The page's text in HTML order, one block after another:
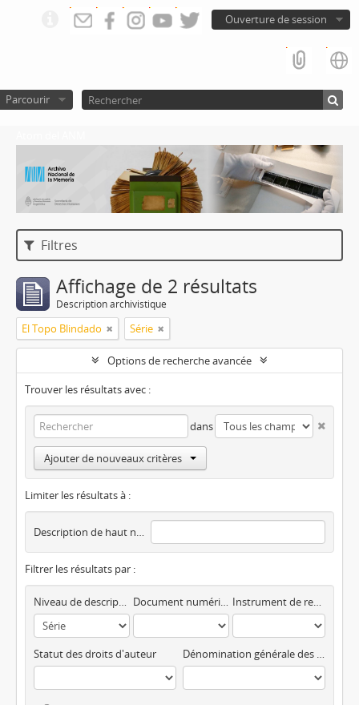
Ouverture de session
Parcourir
Filtres
Affichage de 2 résultats
Description archivistique
El Topo Blindado Série
Options de recherche avancée
Trouver les résultats avec :
dans
Ajouter de nouveaux critères
Limiter les résultats à :
Description de haut niveau
Filtrer les résultats par :
Niveau de description Document numérique disponible Instrument de recherche
Statut des droits d'auteur Dénomination générale des documents